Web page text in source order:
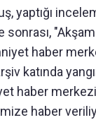
yaptığı
sonrası,
haber
katında
haber
haber